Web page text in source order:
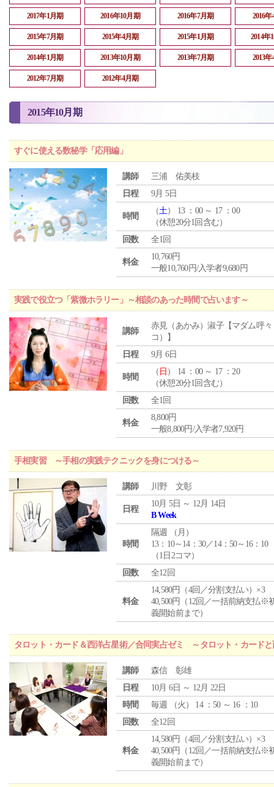
2017年1月期 2016年10月期 2016年7月期 2016
2015年7月期 2015年4月期 2015年1月期 2014年
2014年1月期 2013年10月期 2013年7月期 2013
2012年7月期 2012年4月期
2015年10月期
すぐに使える数秘学「応用編」
講師
三浦 佑美枝
日程
9月 5日
時間
（土） 13 ：00 ～ 17 ：00
（休憩20分1回含む）
回数
全1回
料金
10,760円
一般10,760円/入学者9,680円
実践で役立つ「紫微ホラリー」～相談のあった時間で占います～
講師
赤見（あかみ）淑子【マダム呼々
コ）】
日程
9月 6日
時間
（ 日 ） 14 ：00 ～ 17 ：20
（休憩20分1回含む）
回数
全1回
料金
8,800円
一般8,800円/入学者7,920円
手相実習 ～手相の実践テクニックを身につける～
講師 川野 文彰
日程
10月 5日 ～ 12月 14日
B Week
時間
隔週 （ 月 ）
13：10～14：30／14：50～16：10
（1日2コマ）
回数
全12回
料金
14,580円（4回／分割支払い）×3
40,500円（12回／一括前納支払※
義開始前まで）
タロット・カード＆西洋占星術／合同実占ゼミ ～タロット・カード
講師
森信 彰雄
日程
10月 6日 ～ 12月 22日
時間
毎週 （火 ） 14 ：50 ～ 16 ：10
回数
全12回
料金
14,580円（4回／分割支払い）×3
40,500円（12回／一括前納支払※
義開始前まで）